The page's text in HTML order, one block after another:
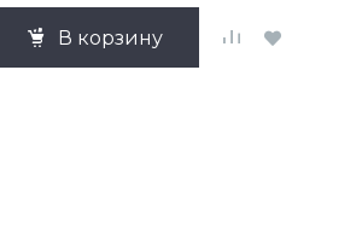
В корзину